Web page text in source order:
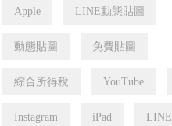
Apple LINE動態貼圖
動態貼圖 免費貼圖
綜合所得稅 YouTube
Instagram iPad LINE